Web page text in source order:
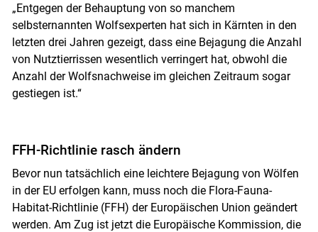
„Entgegen der Behauptung von so manchem
selbsternannten Wolfsexperten hat sich in Kärnten in den
letzten drei Jahren gezeigt, dass eine Bejagung die Anzahl
von Nutztierrissen wesentlich verringert hat, obwohl die
Anzahl der Wolfsnachweise im gleichen Zeitraum sogar
gestiegen ist.“
FFH-Richtlinie rasch ändern
Bevor nun tatsächlich eine leichtere Bejagung von Wölfen
in der EU erfolgen kann, muss noch die Flora-Fauna-
Habitat-Richtlinie (FFH) der Europäischen Union geändert
werden. Am Zug ist jetzt die Europäische Kommission, die